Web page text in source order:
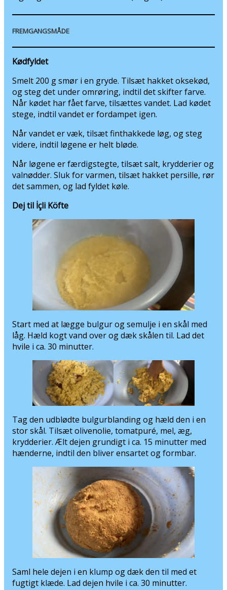
og steg det under omrøring, indtil det skifter farve.
Når kødet har fået farve, tilsættes vandet. Lad kødet
stege, indtil vandet er fordampet igen.
Når vandet er væk, tilsæt finthakkede løg, og steg
videre, indtil løgene er helt bløde.
valnødder. Sluk for varmen, tilsæt hakket persille, rør
det sammen, og lad fyldet køle.
Dej til İçli Köfte
Start med at lægge bulgur og semulje i en skål med
låg. Hæld kogt vand over og dæk skålen til. Lad det
hvile i ca. 30 minutter.
Tag den udblødte bulgurblanding og hæld den i en
stor skål. Tilsæt olivenolie, tomatpuré, mel, æg,
krydderier. Ælt dejen grundigt i ca. 15 minutter med
hænderne, indtil den bliver ensartet og formbar.
Saml hele dejen i en klump og dæk den til med et
fugtigt klæde. Lad dejen hvile i ca. 30 minutter.